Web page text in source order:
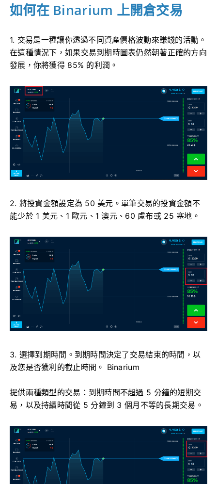
如何在 Binarium 上開倉交易
1. 交易是一種讓你透過不同資產價格波動來賺錢的活動。
在這種情況下，如果交易到期時圖表仍然朝著正確的方向
發展，你將獲得 85% 的利潤。
2. 將投資金額設定為 50 美元。單筆交易的投資金額不
能少於 1 美元、1 歐元、1 澳元、60 盧布或 25 塞地。
3. 選擇到期時間。到期時間決定了交易結束的時間，以
及您是否獲利的截止時間。 Binarium
提供兩種類型的交易：到期時間不超過 5 分鐘的短期交
易，以及持續時間從 5 分鐘到 3 個月不等的長期交易。